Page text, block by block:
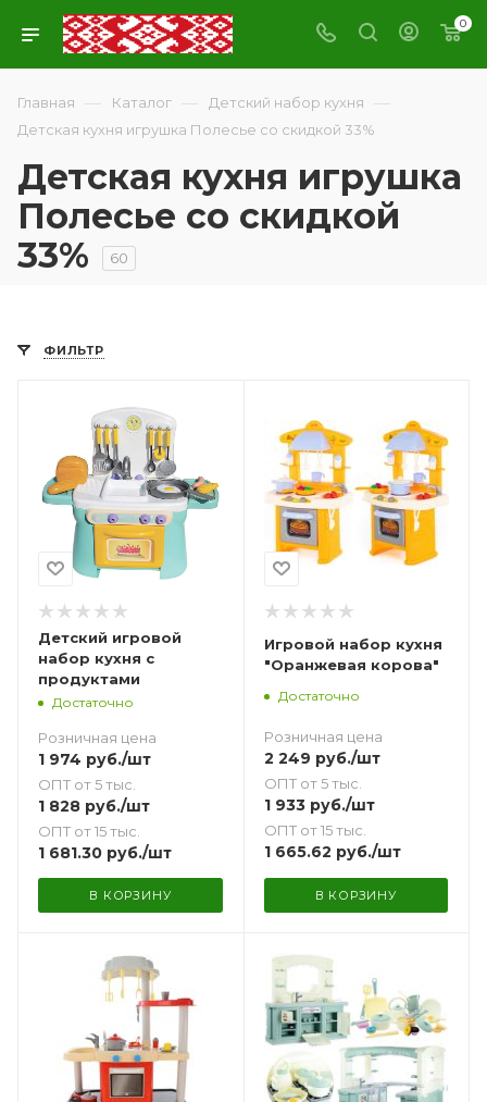
0
Главная — Каталог — Детский набор кухня —
Детская кухня игрушка Полесье со скидкой 33%
Детская кухня игрушка
Полесье со скидкой
33%
60
ФИЛЬТР
Детский игровой
набор кухня с
продуктами
Достаточно
Розничная цена
1 974 руб./шт
ОПТ от 5 тыс.
1 828 руб./шт
ОПТ от 15 тыс.
1 681.30 руб./шт
В КОРЗИНУ
Игровой набор кухня
"Оранжевая корова"
Достаточно
Розничная цена
2 249 руб./шт
ОПТ от 5 тыс.
1 933руб./шт
ОПТ от 15 тыс.
1 665.62 руб./шт
В КОРЗИНУ